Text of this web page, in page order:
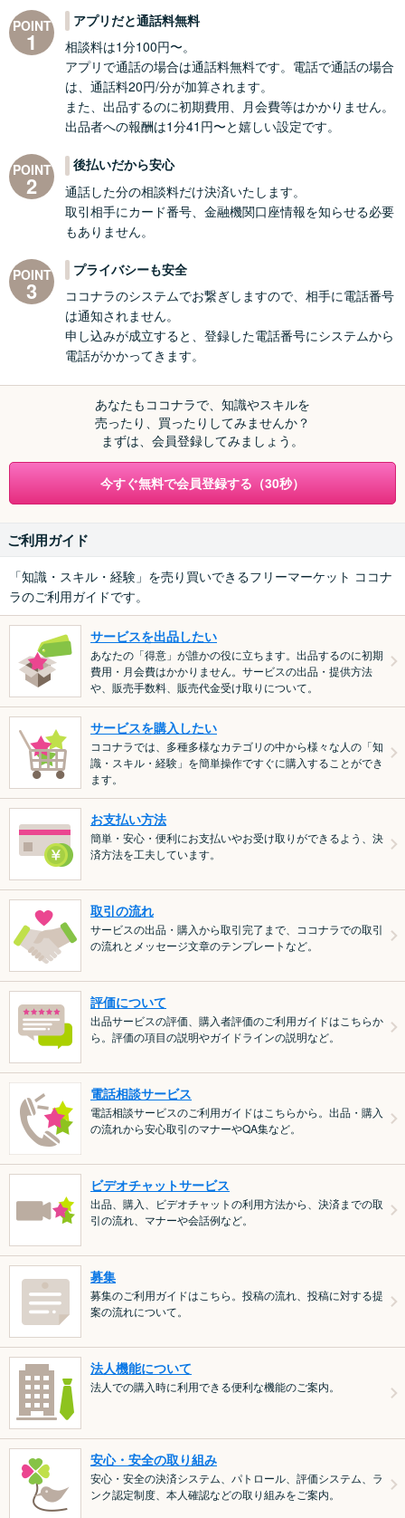
POINT
1
アプリだと通話料無料
相談料は1分100円〜。
アプリで通話の場合は通話料無料です。電話で通話の場合
は、通話料20円/分が加算されます。
また、出品するのに初期費用、月会費等はかかりません。
出品者への報酬は1分41円〜と嬉しい設定です。
POINT
2
後払いだから安心
通話した分の相談料だけ決済いたします。
取引相手にカード番号、金融機関口座情報を知らせる必要
もありません。
POINT
3
プライバシーも安全
ココナラのシステムでお繋ぎしますので、相手に電話番号
は通知されません。
申し込みが成立すると、登録した電話番号にシステムから
電話がかかってきます。
あなたもココナラで、知識やスキルを
売ったり、買ったりしてみませんか？
まずは、会員登録してみましょう。
今すぐ無料で会員登録する（30秒）
ご利用ガイド
「知識・スキル・経験」を売り買いできるフリーマーケット ココナ
ラのご利用ガイドです。
サービスを出品したい
あなたの「得意」が誰かの役に立ちます。出品するのに初期
費用・月会費はかかりません。サービスの出品・提供方法
や、販売手数料、販売代金受け取りについて。
サービスを購入したい
ココナラでは、多種多様なカテゴリの中から様々な人の「知
識・スキル・経験」を簡単操作ですぐに購入することができ
ます。
お支払い方法
簡単・安心・便利にお支払いやお受け取りができるよう、決
済方法を工夫しています。
取引の流れ
サービスの出品・購入から取引完了まで、ココナラでの取引
の流れとメッセージ文章のテンプレートなど。
評価について
出品サービスの評価、購入者評価のご利用ガイドはこちらか
ら。評価の項目の説明やガイドラインの説明など。
電話相談サービス
電話相談サービスのご利用ガイドはこちらから。出品・購入
の流れから安心取引のマナーやQA集など。
ビデオチャットサービス
出品、購入、ビデオチャットの利用方法から、決済までの取
引の流れ、マナーや会話例など。
募集
募集のご利用ガイドはこちら。投稿の流れ、投稿に対する提
案の流れについて。
法人機能について
法人での購入時に利用できる便利な機能のご案内。
安心・安全の取り組み
安心・安全の決済システム、パトロール、評価システム、ラ
ンク認定制度、本人確認などの取り組みをご案内。